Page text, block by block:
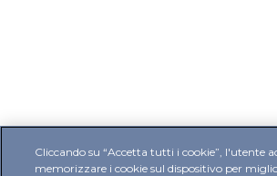
Cliccando su “Accetta tutti i cookie”, l'utente
memorizzare i cookie sul dispositivo per